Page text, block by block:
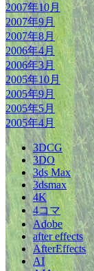
2007年10月
2007年9月
2007年8月
2006年4月
2006年3月
2005年10月
2005年9月
2005年5月
2005年4月
3DCG
3DO
3ds Max
3dsmax
4K
4コマ
Adobe
after effects
AfterEffects
AI